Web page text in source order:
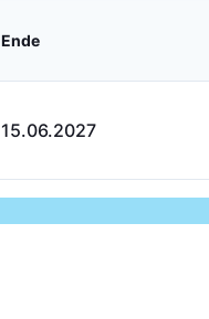
Ende
15.06.2027